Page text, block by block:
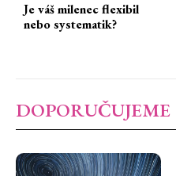
Je váš milenec flexibil
nebo systematik?
DOPORUČUJEME